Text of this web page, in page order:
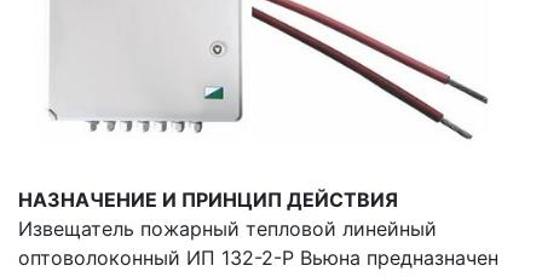
НАЗНАЧЕНИЕ И ПРИНЦИП ДЕЙСТВИЯ
Извещатель пожарный тепловой линейный
оптоволоконный ИП 132-2-Р Вьюна предназначен